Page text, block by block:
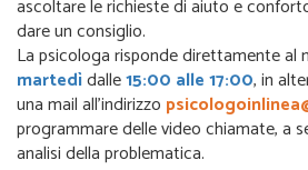
ascoltare le richieste di aiuto e
dare un consiglio.
La psicologa risponde direttamente al
martedìdalle15:00 alle 17:00, in
una mail all’indirizzo
programmare delle video chiamate, a
analisi della problematica.